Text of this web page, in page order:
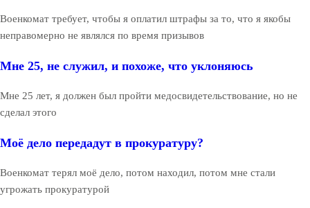
Военкомат требует, чтобы я оплатил штрафы за то, что я якобы
неправомерно не являлся по время призывов
Мне 25, не служил, и похоже, что уклоняюсь
Мне 25 лет, я должен был пройти медосвидетельствование, но не
сделал этого
Моё дело передадут в прокуратуру?
Военкомат терял моё дело, потом находил, потом мне стали
угрожать прокуратурой